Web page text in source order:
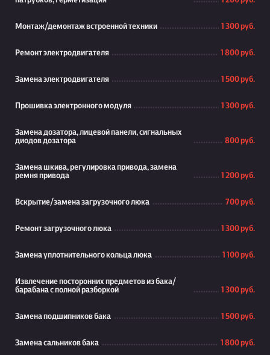
Монтаж/демонтаж встроенной техники 1 300 руб.
Ремонт электродвигателя 1 800 руб.
Замена электродвигателя 1 500 руб.
Прошивка электронного модуля 1 300 руб.
Замена дозатора, лицевой панели, сигнальных
диодов дозатора
800 руб.
Замена шкива, регулировка привода, замена
ремня привода
1 200 руб.
Вскрытие/замена загрузочного люка 700 руб.
Ремонт загрузочного люка 1 300 руб.
Замена уплотнительного кольца люка 1 100 руб.
Извлечение посторонних предметов из бака/
барабана с полной разборкой
1 300 руб.
Замена подшипников бака 1 500 руб.
Замена сальников бака 1 800 руб.